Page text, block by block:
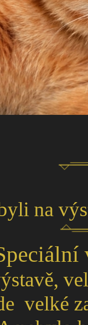
na
velké